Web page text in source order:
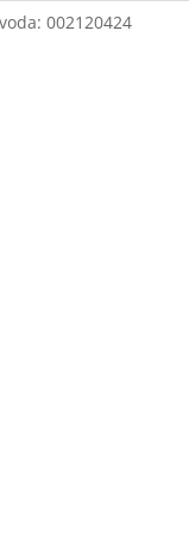
002120424